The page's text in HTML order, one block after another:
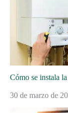
Cómo se instala
30 de marzo de